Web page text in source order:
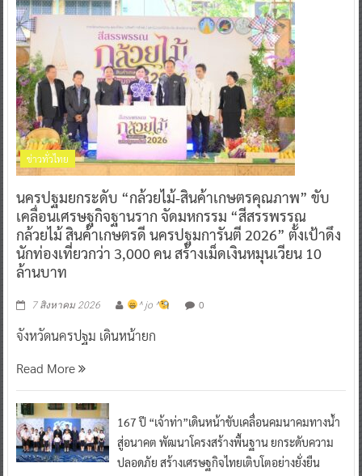
ข่าวทั่วไทย
นครปฐมยกระดับ “กล้วยไม้-สินค้าเกษตรคุณภาพ” ขับ
เคลื่อนเศรษฐกิจฐานราก จัดมหกรรม “สีสรรพรรณ
กล้วยไม้ สินค้าเกษตรดี นครปฐมการันตี 2026” ตั้งเป้าดึง
นักท่องเที่ยวกว่า 3,000 คน สร้างเม็ดเงินหมุนเวียน 10
ล้านบาท
7 สิงหาคม 2026 ^ jo ^ 0
จังหวัดนครปฐม เดินหน้ายก
Read More
167 ปี “เจ้าท่า”เดินหน้าขับเคลื่อนคมนาคมทางน้ำ
สู่อนาคต พัฒนาโครงสร้างพื้นฐาน ยกระดับความ
ปลอดภัย สร้างเศรษฐกิจไทยเติบโตอย่างยั่งยืน